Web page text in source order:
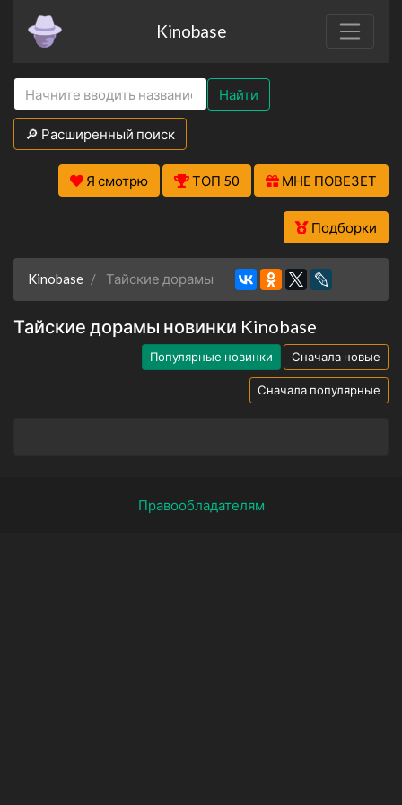
Kinobase
Найти
🔎 Расширенный поиск
Я смотрю ТОП 50 МНЕ ПОВЕЗЕТ
Подборки
Kinobase Тайские дорамы
Тайские дорамы новинки Kinobase
Популярные новинки Сначала новые
Сначала популярные
Правообладателям